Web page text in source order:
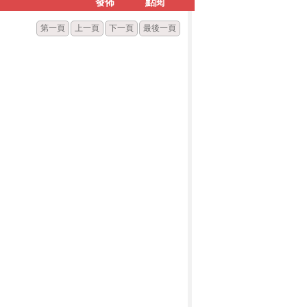
第一頁 上一頁 下一頁 最後一頁